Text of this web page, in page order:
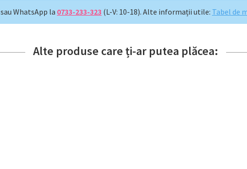
sau WhatsApp la 0733-233-323 (L-V: 10-18). Alte informații utile: Tabel de
Alte produse care ți-ar putea plăcea: